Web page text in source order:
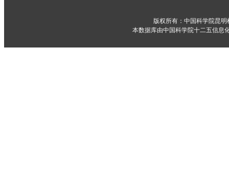
版权所有：中国科学院昆
本数据库由中国科学院十二五信息